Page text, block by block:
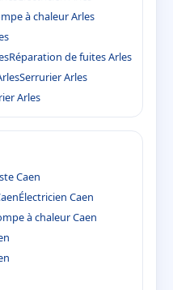
à chaleur Arles
Réparation de fuites Arles
Serrurier Arles
Arles
Caen
Électricien Caen
à chaleur Caen